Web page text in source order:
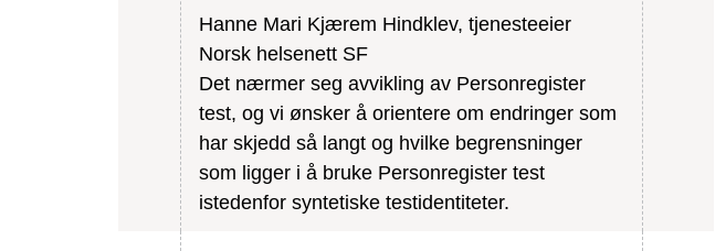
Hanne Mari Kjærem Hindklev, tjenesteeier
Norsk helsenett SF
Det nærmer seg avvikling av Personregister
test, og vi ønsker å orientere om endringer som
har skjedd så langt og hvilke begrensninger
som ligger i å bruke Personregister test
istedenfor syntetiske testidentiteter.